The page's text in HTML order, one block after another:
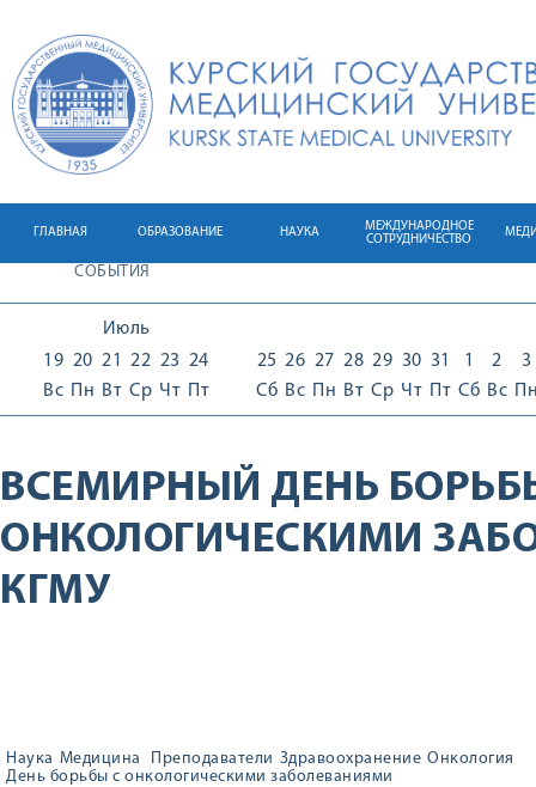
ГЛАВНАЯ ОБРАЗОВАНИЕ НАУКА
МЕЖДУНАРОДНОЕ
СОТРУДНИЧЕСТВО
СОБЫТИЯ
Июль
19
Вс
20
Пн
21
Вт
22
Ср
23
Чт
24
Пт
25
Сб
26
Вс
27
Пн
28
Вт
29
Ср
30
Чт
31
Пт
1
Сб
2
Вс
3
ВСЕМИРНЫЙ ДЕНЬ
ОНКОЛОГИЧЕСКИМИ
КГМУ
Наука Медицина Преподаватели Здравоохранение Онкология
День борьбы с онкологическими заболеваниями